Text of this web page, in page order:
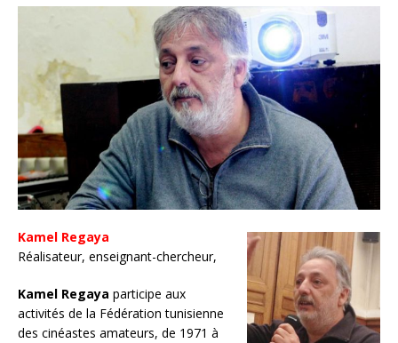
Kamel Regaya
Réalisateur, enseignant-chercheur,
Kamel Regaya participe aux
activités de la Fédération tunisienne
des cinéastes amateurs, de 1971 à